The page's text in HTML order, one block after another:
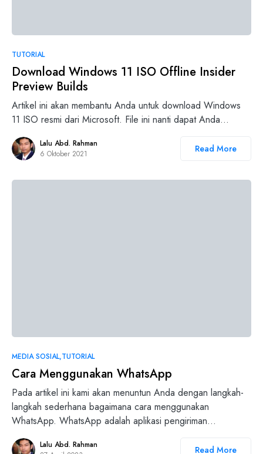
TUTORIAL
Download Windows 11 ISO Offline Insider
Preview Builds
Artikel ini akan membantu Anda untuk download Windows
11 ISO resmi dari Microsoft. File ini nanti dapat Anda…
Lalu Abd. Rahman
6 Oktober 2021
Read More
MEDIA SOSIAL TUTORIAL
Cara Menggunakan WhatsApp
Pada artikel ini kami akan menuntun Anda dengan langkah-
langkah sederhana bagaimana cara menggunakan
WhatsApp. WhatsApp adalah aplikasi pengiriman…
Lalu Abd. Rahman
Read More